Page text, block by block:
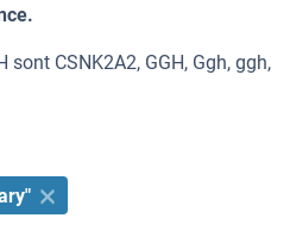
CSNK2A2, GGH, Ggh, ggh,